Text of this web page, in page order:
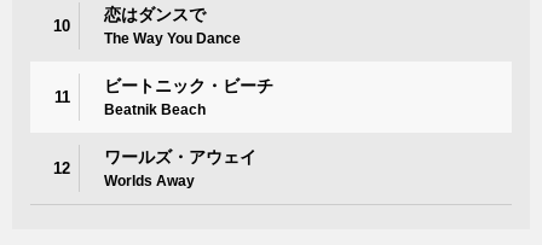
10
恋はダンスで
The Way You Dance
11
ビートニック・ビーチ
Beatnik Beach
12
ワールズ・アウェイ
Worlds Away